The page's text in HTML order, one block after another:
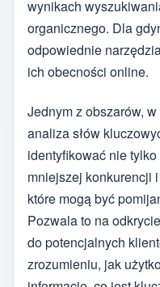
wynikach
organicznego. Dla
odpowiednie
ich obecności online.
Jednym z obszarów,
analiza słów
identyfikować nie
mniejszej konkurencji
które mogą być
Pozwala to na
do potencjalnych
zrozumieniu, jak